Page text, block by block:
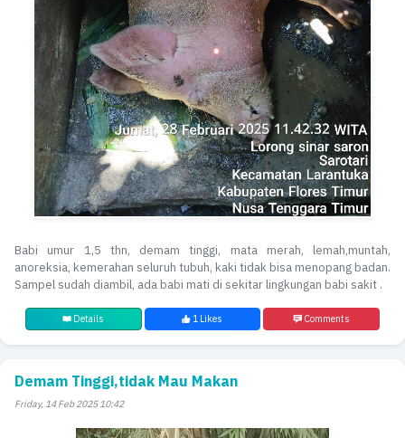
Babi umur 1,5 thn, demam tinggi, mata merah, lemah,muntah,
anoreksia, kemerahan seluruh tubuh, kaki tidak bisa menopang badan.
Sampel sudah diambil, ada babi mati di sekitar lingkungan babi sakit .
Details 1 Likes Comments
Demam Tinggi,tidak Mau Makan
Friday, 14 Feb 2025 10:42